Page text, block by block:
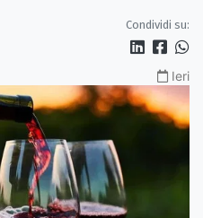
Condividi su:
Ieri